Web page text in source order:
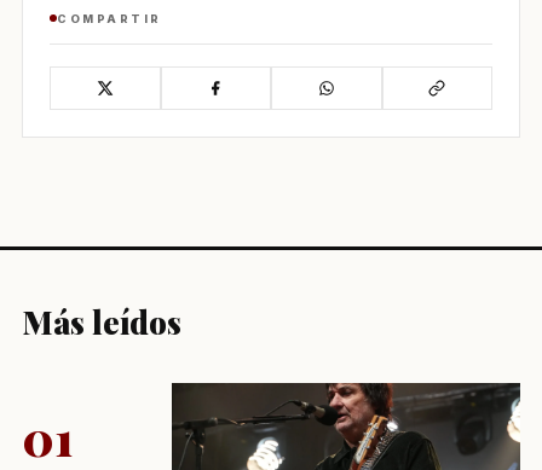
COMPARTIR
Más leídos
01